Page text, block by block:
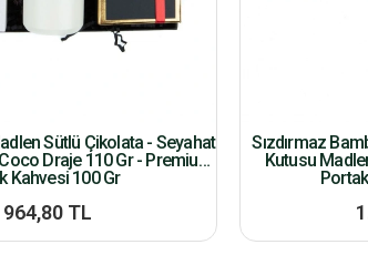
Sütlü Çikolata - Seyahat
Draje 110 Gr - Premium
Kahvesi 100 Gr
964,80 TL
Sızdırmaz
Kutusu